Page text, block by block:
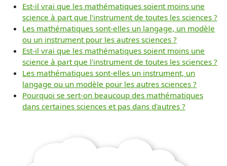
Est-il vrai que les mathématiques soient moins une
science à part que l'instrument de toutes les sciences ?
Les mathématiques sont-elles un langage, un modèle
ou un instrument pour les autres sciences ?
Est-il vrai que les mathématiques soient moins une
science à part que l'instrument de toutes les sciences ?
Les mathématiques sont-elles un instrument, un
langage ou un modèle pour les autres sciences ?
Pourquoi se sert-on beaucoup des mathématiques
dans certaines sciences et pas dans d'autres ?